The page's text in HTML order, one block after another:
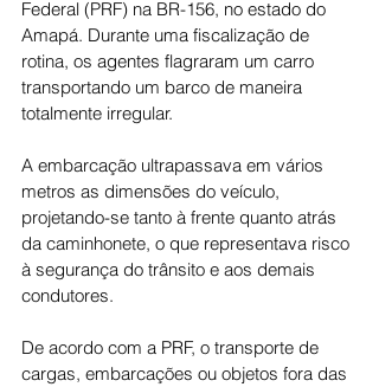
Federal (PRF) na BR-156, no estado do
Amapá. Durante uma fiscalização de
rotina, os agentes flagraram um carro
transportando um barco de maneira
totalmente irregular.
A embarcação ultrapassava em vários
metros as dimensões do veículo,
projetando-se tanto à frente quanto atrás
da caminhonete, o que representava risco
à segurança do trânsito e aos demais
condutores.
De acordo com a PRF, o transporte de
cargas, embarcações ou objetos fora das